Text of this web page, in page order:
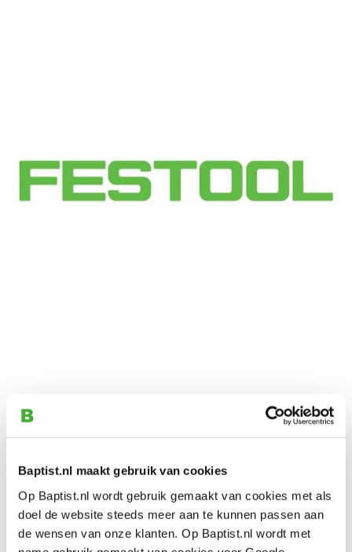
Baptist.nl maakt gebruik van cookies
Op Baptist.nl wordt gebruik gemaakt van cookies met als
doel de website steeds meer aan te kunnen passen aan
de wensen van onze klanten. Op Baptist.nl wordt met